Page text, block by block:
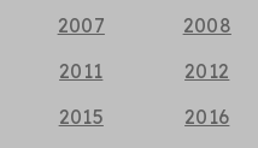
2007 2008
2011
2012
2015
2016